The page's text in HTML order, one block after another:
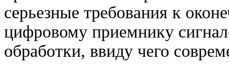
серьезные требования к
цифровому приемнику
обработки, ввиду чего